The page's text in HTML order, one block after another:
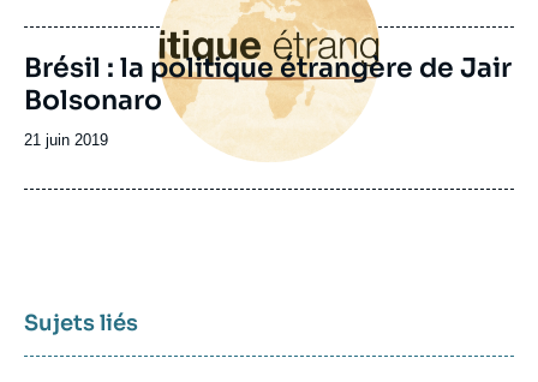
publication
Brésil : la politique étrangère de Jair
Bolsonaro
Date
publication
21 juin 2019
Sujets liés